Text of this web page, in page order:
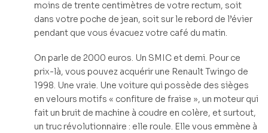
moins de trente centimètres de votre rectum, soit
dans votre poche de jean, soit sur le rebord de l’évier
pendant que vous évacuez votre café du matin.
On parle de 2000 euros. Un SMIC et demi. Pour ce
prix-là, vous pouvez acquérir une Renault Twingo de
1998. Une vraie. Une voiture qui possède des sièges
en velours motifs « confiture de fraise », un moteur qui
fait un bruit de machine à coudre en colère, et surtout,
un truc révolutionnaire : elle roule. Elle vous emmène à